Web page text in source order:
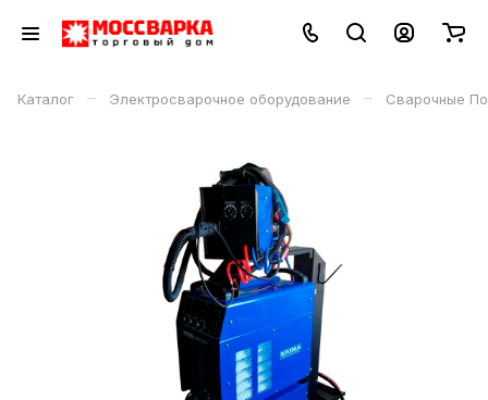
Каталог – Электросварочное оборудование – Сварочные